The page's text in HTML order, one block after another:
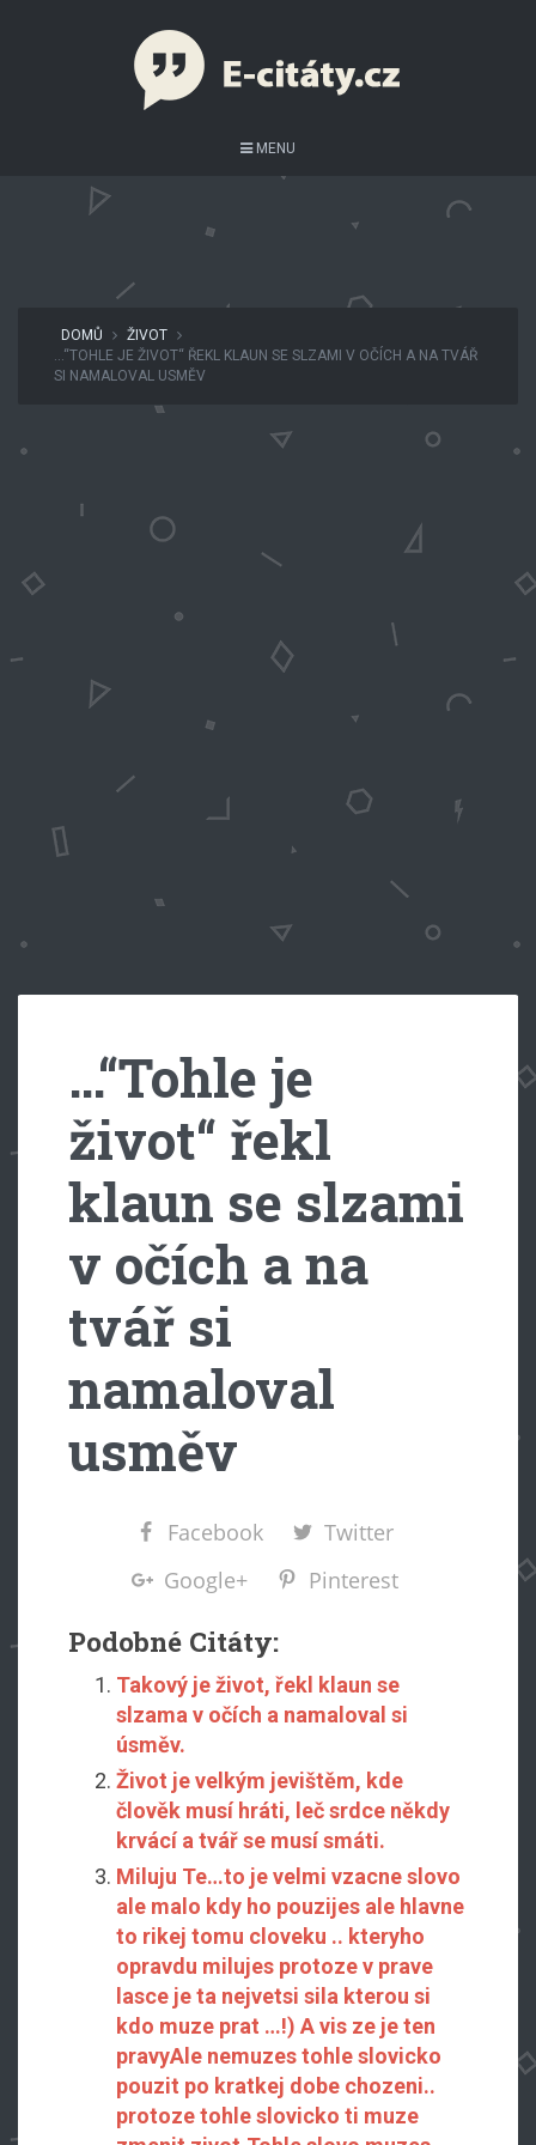
MENU
DOMŮ
ŽIVOT
…“TOHLE JE ŽIVOT“ ŘEKL KLAUN SE SLZAMI V OČÍCH A NA TVÁŘ
SI NAMALOVAL USMĚV
…“Tohle je
život“ řekl
klaun se slzami
v očích a na
tvář si
namaloval
usměv
Facebook
Twitter
Google+
Pinterest
Podobné Citáty:
Takový je život, řekl klaun se
slzama v očích a namaloval si
úsměv.
Život je velkým jevištěm, kde
člověk musí hráti, leč srdce někdy
krvácí a tvář se musí smáti.
Miluju Te…to je velmi vzacne slovo
ale malo kdy ho pouzijes ale hlavne
to rikej tomu cloveku .. kteryho
opravdu milujes protoze v prave
lasce je ta nejvetsi sila kterou si
kdo muze prat …!) A vis ze je ten
pravyAle nemuzes tohle slovicko
pouzit po kratkej dobe chozeni..
protoze tohle slovicko ti muze